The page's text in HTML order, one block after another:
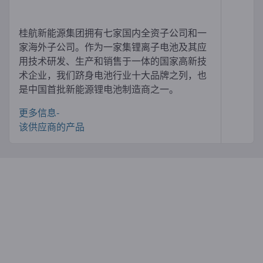
桂航新能源集团拥有七家国内全资子公司和一
家海外子公司。作为一家集锂离子电池及其应
用技术研发、生产和销售于一体的国家高新技
术企业，我们跻身电池行业十大品牌之列，也
是中国首批新能源锂电池制造商之一。
更多信息-
该供应商的产品